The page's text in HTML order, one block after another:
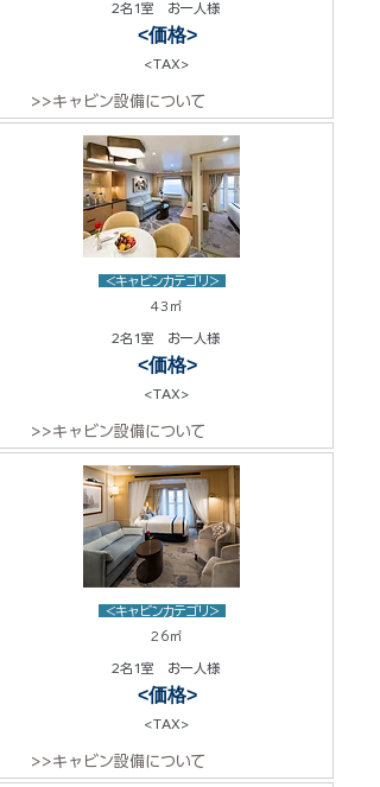
2名1室 お一人様
<価格>
<TAX>
>>キャビン設備について
<キャビンカテゴリ>
43㎡
2名1室 お一人様
<価格>
<TAX>
>>キャビン設備について
<キャビンカテゴリ>
26㎡
2名1室 お一人様
<価格>
<TAX>
>>キャビン設備について